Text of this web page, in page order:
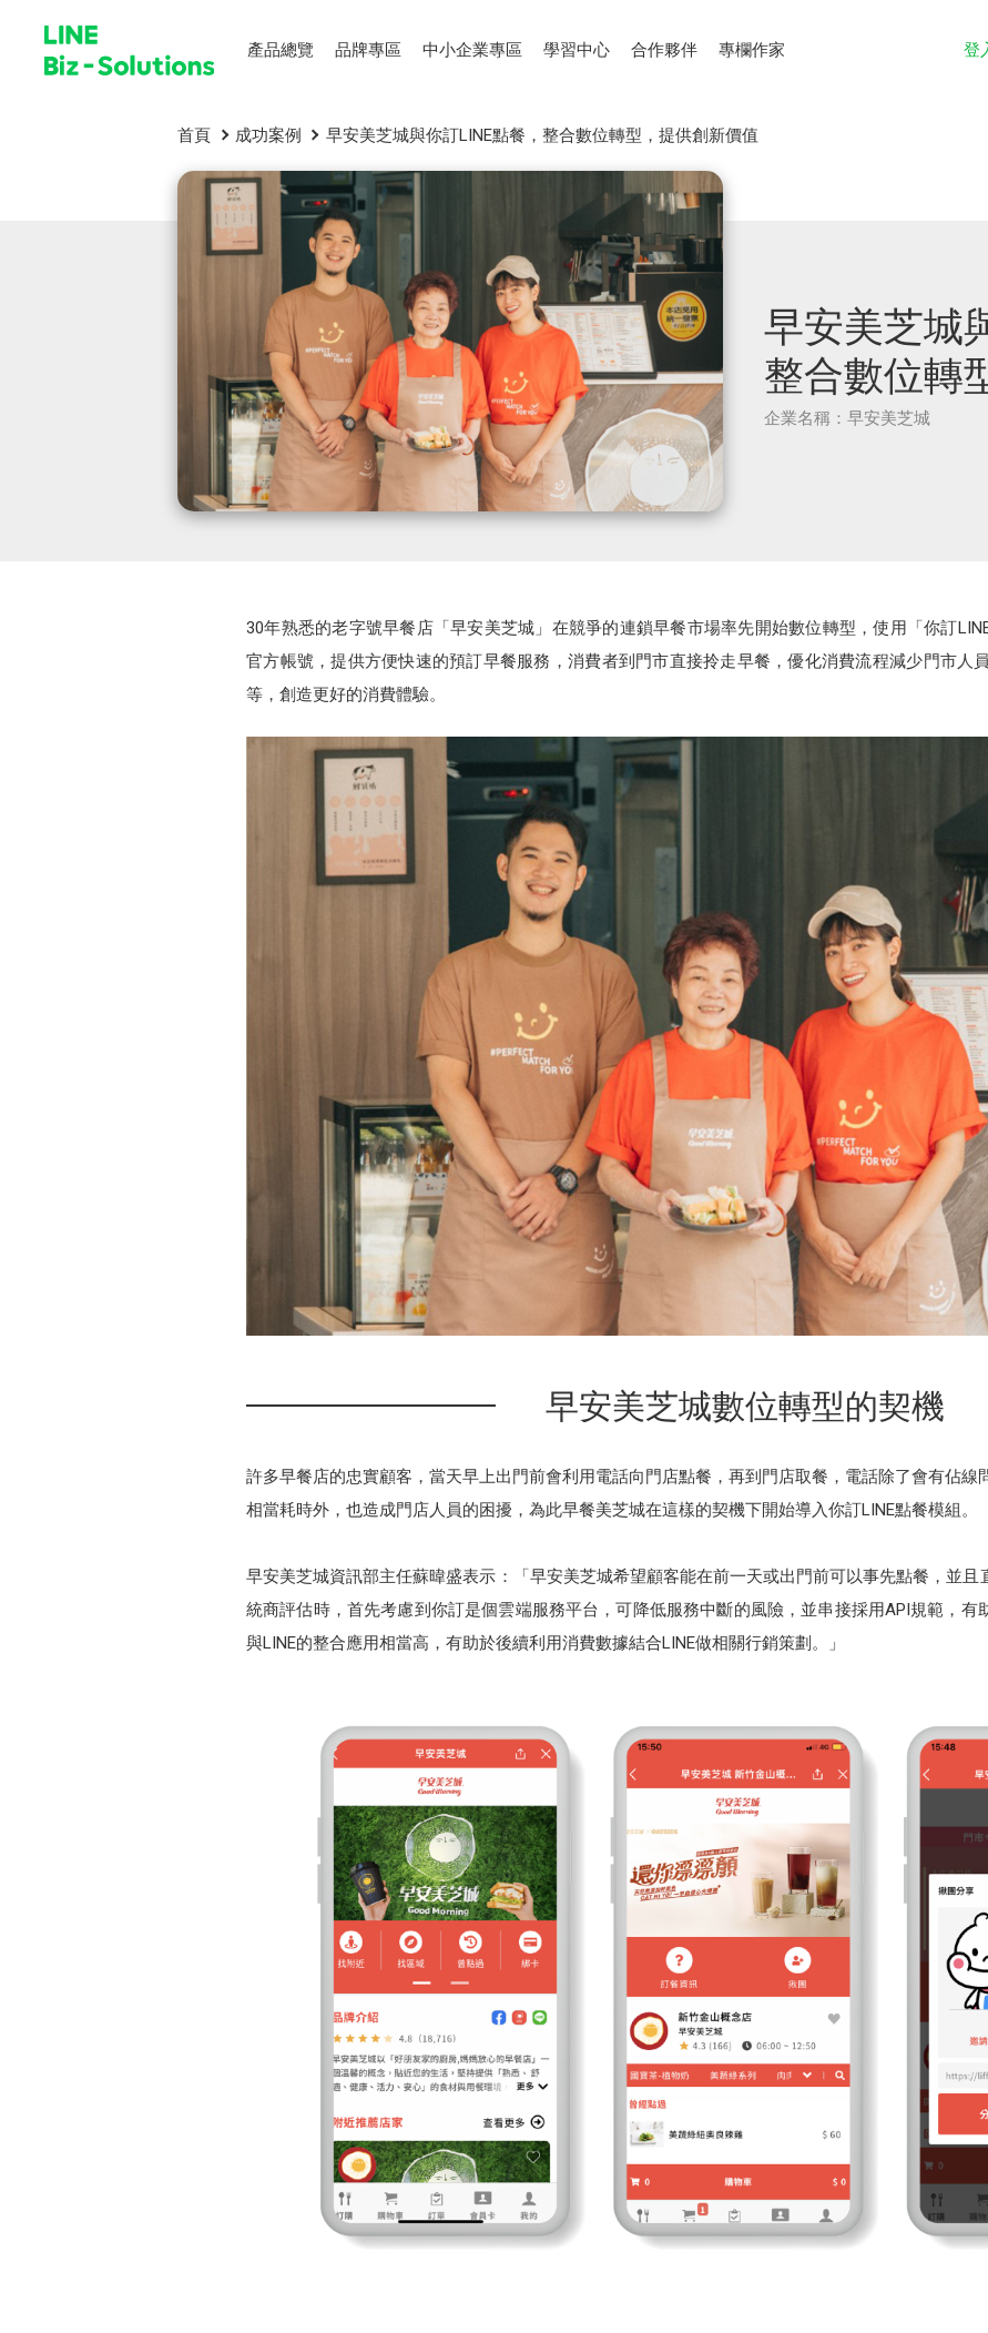
產品總覽 品牌專區 中小企業專區 學習中心 合作夥伴 專欄作家 登
首頁 成功案例 早安美芝城與你訂LINE點餐，整合數位轉型，提供創新價值
早安美芝城
整合數位轉
企業名稱：早安美芝城
30年熟悉的老字號早餐店「早安美芝城」在競爭的連鎖早餐市場率先開始數位轉型，使用「你訂
官方帳號，提供方便快速的預訂早餐服務，消費者到門市直接拎走早餐，優化消費流程減少門市人
等，創造更好的消費體驗。
早安美芝城數位轉型的契機
許多早餐店的忠實顧客，當天早上出門前會利用電話向門店點餐，再到門店取餐，電話除了會有佔線
相當耗時外，也造成門店人員的困擾，為此早餐美芝城在這樣的契機下開始導入你訂LINE點餐模組。
早安美芝城資訊部主任蘇暐盛表示：「早安美芝城希望顧客能在前一天或出門前可以事先點餐，並且
統商評估時，首先考慮到你訂是個雲端服務平台，可降低服務中斷的風險，並串接採用API規範，有
與LINE的整合應用相當高，有助於後續利用消費數據結合LINE做相關行銷策劃。」